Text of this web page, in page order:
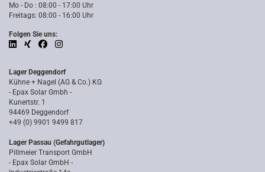
Mo - Do : 08:00 - 17:00 Uhr
Freitags: 08:00 - 16:00 Uhr
Folgen Sie uns:
Lager Deggendorf
Kühne + Nagel (AG & Co.) KG
- Epax Solar Gmbh -
Kunertstr. 1
94469 Deggendorf
+49 (0) 9901 9499 817
Lager Passau (Gefahrgutlager)
Pillmeier Transport GmbH
- Epax Solar GmbH -